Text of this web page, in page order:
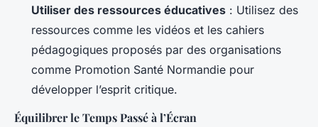
Utiliser des ressources éducatives : Utilisez des
ressources comme les vidéos et les cahiers
pédagogiques proposés par des organisations
comme Promotion Santé Normandie pour
développer l’esprit critique.
Équilibrer le Temps Passé à l’Écran